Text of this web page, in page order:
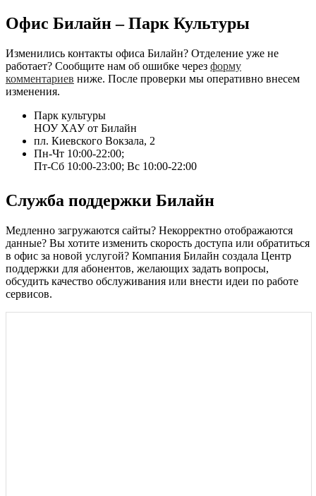
Офис Билайн – Парк Культуры
Изменились контакты офиса Билайн? Отделение уже не
работает? Сообщите нам об ошибке через форму
комментариев ниже. После проверки мы оперативно внесем
изменения.
Парк культуры
НОУ ХАУ от Билайн
пл. Киевского Вокзала, 2
Пн-Чт 10:00-22:00;
Пт-Сб 10:00-23:00; Вс 10:00-22:00
Служба поддержки Билайн
Медленно загружаются сайты? Некорректно отображаются
данные? Вы хотите изменить скорость доступа или обратиться
в офис за новой услугой? Компания Билайн создала Центр
поддержки для абонентов, желающих задать вопросы,
обсудить качество обслуживания или внести идеи по работе
сервисов.